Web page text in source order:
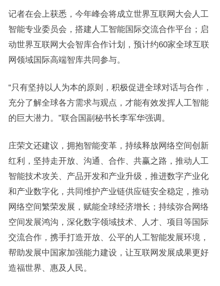
记者在会上获悉，今年峰会将成立世界互联网大会人工
智能专业委员会，搭建人工智能国际交流合作平台；启
动世界互联网大会智库合作计划，预计约60家全球互联
网领域国际高端智库共同参与。
“只有坚持以人为本的原则，积极促进全球对话与合作，
充分了解全球各方需求与观点，才能有效发挥人工智能
的巨大潜力。”联合国副秘书长李军华强调。
庄荣文还建议，拥抱智能变革，持续释放网络空间创新
红利，坚持走开放、沟通、合作、共赢之路，推动人工
智能技术攻关、产品开发和产业升级，推进数字产业化
和产业数字化，共同维护产业链供应链安全稳定，推动
网络空间繁荣发展，赋能全球经济增长；持续弥合网络
空间发展鸿沟，深化数字领域技术、人才、项目等国际
交流合作，携手打造开放、公平的人工智能发展环境，
帮助发展中国家加强能力建设，让互联网发展成果更好
造福世界、惠及人民。